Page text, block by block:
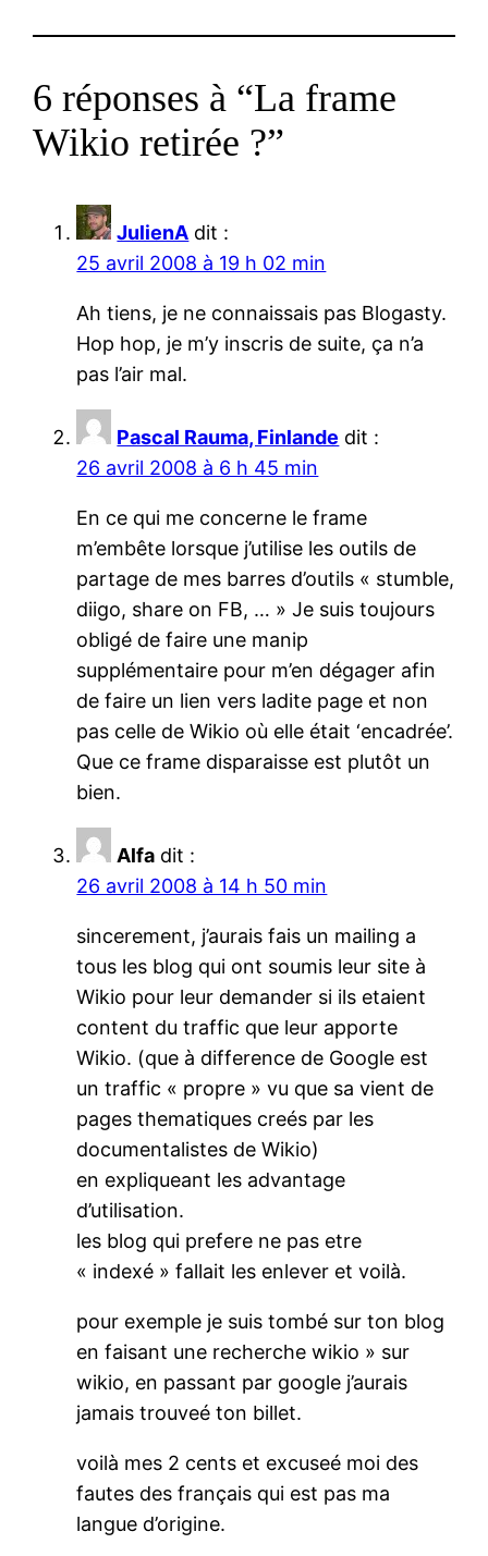
6 réponses à “La frame
Wikio retirée ?”
JulienA dit :
25 avril 2008 à 19 h 02 min
Ah tiens, je ne connaissais pas Blogasty.
Hop hop, je m’y inscris de suite, ça n’a
pas l’air mal.
Pascal Rauma, Finlande dit :
26 avril 2008 à 6 h 45 min
En ce qui me concerne le frame
m’embête lorsque j’utilise les outils de
partage de mes barres d’outils « stumble,
diigo, share on FB, … » Je suis toujours
obligé de faire une manip
supplémentaire pour m’en dégager afin
de faire un lien vers ladite page et non
pas celle de Wikio où elle était ‘encadrée’.
Que ce frame disparaisse est plutôt un
bien.
Alfa dit :
26 avril 2008 à 14 h 50 min
sincerement, j’aurais fais un mailing a
tous les blog qui ont soumis leur site à
Wikio pour leur demander si ils etaient
content du traffic que leur apporte
Wikio. (que à difference de Google est
un traffic « propre » vu que sa vient de
pages thematiques creés par les
documentalistes de Wikio)
en expliqueant les advantage
d’utilisation.
les blog qui prefere ne pas etre
« indexé » fallait les enlever et voilà.
pour exemple je suis tombé sur ton blog
en faisant une recherche wikio » sur
wikio, en passant par google j’aurais
jamais trouveé ton billet.
voilà mes 2 cents et excuseé moi des
fautes des français qui est pas ma
langue d’origine.